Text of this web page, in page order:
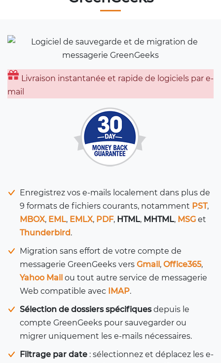
Livraison instantanée et rapide de logiciels par e-
mail
Enregistrez vos e-mails localement dans plus de
9 formats de fichiers courants, notamment PST,
MBOX, EML, EMLX, PDF, HTML, MHTML, MSG et
Thunderbird.
Migration sans effort de votre compte de
messagerie GreenGeeks vers Gmail, Office365,
Yahoo Mail ou tout autre service de messagerie
Web compatible avec IMAP.
Sélection de dossiers spécifiquesdepuis le
compte GreenGeeks pour sauvegarder ou
migrer uniquement les e-mails nécessaires.
Filtrage par date : sélectionnez et déplacez les e-